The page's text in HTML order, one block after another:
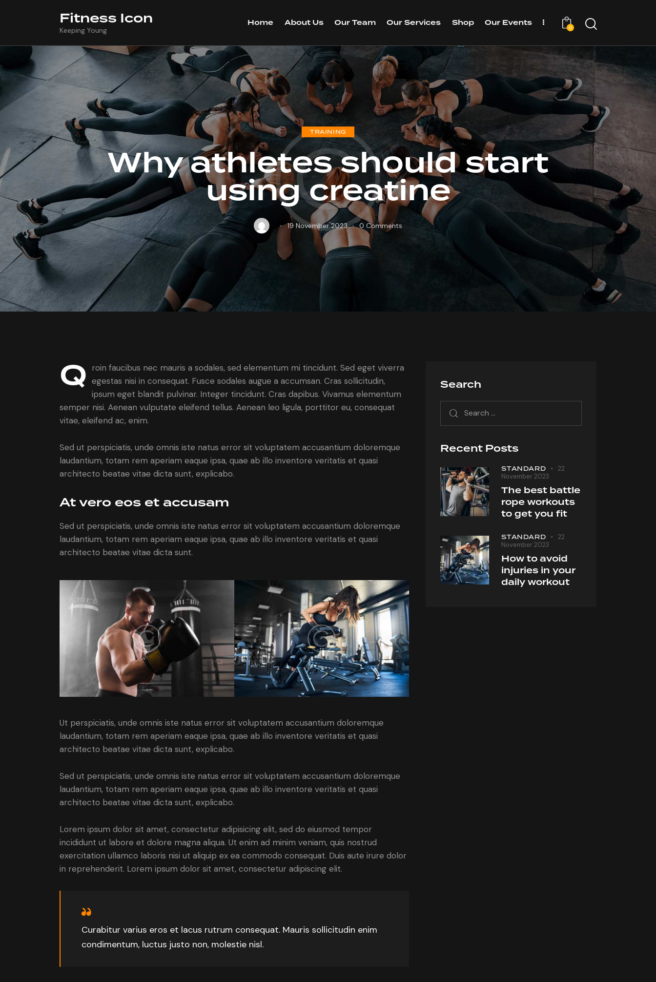
Fitness Icon
Keeping Young
Home About Us Our Team Our Services Shop Our Events
0
TRAINING
Why athletes should start
using creatine
19 November 2023 0 Comments
Q roin faucibus nec mauris a sodales, sed elementum mi tincidunt. Sed eget viverra
egestas nisi in consequat. Fusce sodales augue a accumsan. Cras sollicitudin,
ipsum eget blandit pulvinar. Integer tincidunt. Cras dapibus. Vivamus elementum
semper nisi. Aenean vulputate eleifend tellus. Aenean leo ligula, porttitor eu, consequat
vitae, eleifend ac, enim.
Sed ut perspiciatis, unde omnis iste natus error sit voluptatem accusantium doloremque
laudantium, totam rem aperiam eaque ipsa, quae ab illo inventore veritatis et quasi
architecto beatae vitae dicta sunt, explicabo.
At vero eos et accusam
Sed ut perspiciatis, unde omnis iste natus error sit voluptatem accusantium doloremque
laudantium, totam rem aperiam eaque ipsa, quae ab illo inventore veritatis et quasi
architecto beatae vitae dicta sunt.
Ut perspiciatis, unde omnis iste natus error sit voluptatem accusantium doloremque
laudantium, totam rem aperiam eaque ipsa, quae ab illo inventore veritatis et quasi
architecto beatae vitae dicta sunt, explicabo.
Sed ut perspiciatis, unde omnis iste natus error sit voluptatem accusantium doloremque
laudantium, totam rem aperiam eaque ipsa, quae ab illo inventore veritatis et quasi
architecto beatae vitae dicta sunt, explicabo.
Lorem ipsum dolor sit amet, consectetur adipisicing elit, sed do eiusmod tempor
incididunt ut labore et dolore magna aliqua. Ut enim ad minim veniam, quis nostrud
exercitation ullamco laboris nisi ut aliquip ex ea commodo consequat. Duis aute irure dolor
in reprehenderit. Lorem ipsum dolor sit amet, consectetur adipiscing elit.
Curabitur varius eros et lacus rutrum consequat. Mauris sollicitudin enim
condimentum, luctus justo non, molestie nisl.
Search
Search
for:
Recent Posts
STANDARD
22
November 2023
The best battle
rope workouts
to get you fit
STANDARD
22
November 2023
How to avoid
injuries in your
daily workout